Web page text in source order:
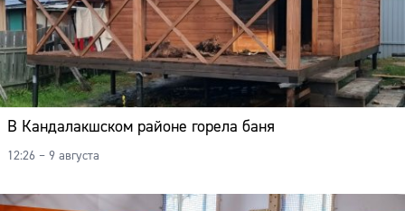
В Кандалакшском районе горела баня
12:26 – 9 августа